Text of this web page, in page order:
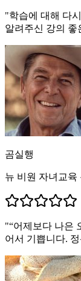
"학습에 대해 다
알려주신 강의 좋
곰실행
뉴 비원 자녀교육
"“어제보다 나은
어서 기쁩니다.